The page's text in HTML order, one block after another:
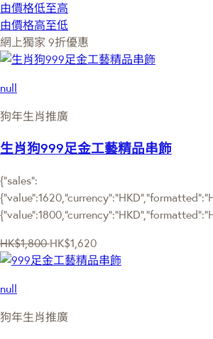
由價格低至高
由價格高至低
網上獨家 9折優惠
null
狗年生肖推廣
生肖狗999足金工藝精品串飾
{"sales":
HK$1,800 HK$1,620
null
狗年生肖推廣